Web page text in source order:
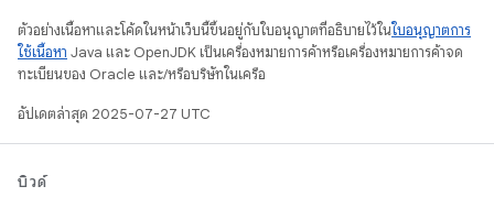
ตัวอย่างเนื้อหาและโค้ดในหน้าเว็บนี้ขึ้นอยู่กับใบอนุญาตที่อธิบายไว้ในใบอนุญาตการ
ใช้เนื้อหา Java และ OpenJDK เป็นเครื่องหมายการค้าหรือเครื่องหมายการค้าจด
ทะเบียนของ Oracle และ/หรือบริษัทในเครือ
อัปเดตล่าสุด 2025-07-27 UTC
บิวด์